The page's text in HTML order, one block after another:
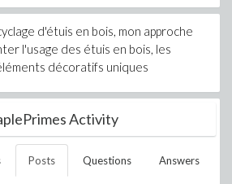
d'étuis en bois, mon approche
l'usage des étuis en bois, les
décoratifs uniques
Activity
Posts Questions Answers